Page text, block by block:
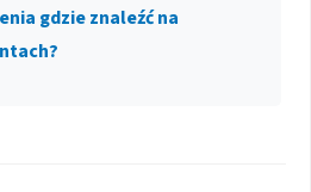
gdzie znaleźć na